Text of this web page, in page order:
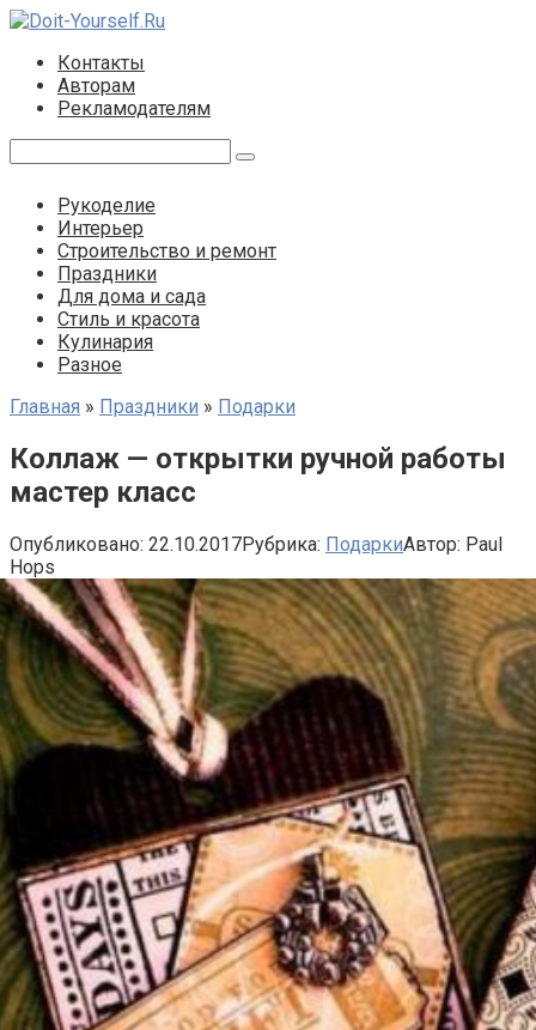
Перейти
контентуКонтакты
Авторам
Рекламодателям
Рукоделие
Интерьер
Строительство и ремонт
Праздники
Для дома и сада
Стиль и красота
Кулинария
Разное
Главная » Праздники » Подарки
Коллаж — открытки ручной работы
мастер класс
Опубликовано: 22.10.2017Рубрика: ПодаркиАвтор: Paul
Hops